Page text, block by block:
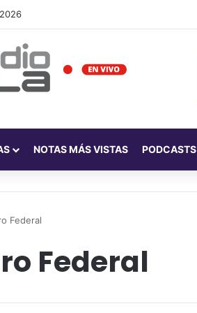
NOTAS MÁS VISTAS PODCASTS
Federal
Federal